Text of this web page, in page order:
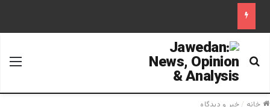
جستجو برای
خانه /خبر و دیدگاه